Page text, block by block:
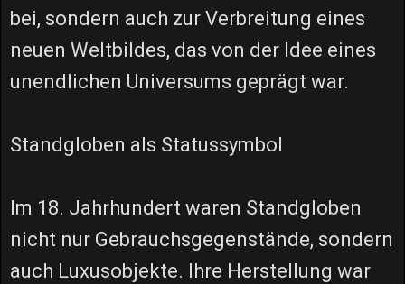
bei, sondern auch zur Verbreitung eines
neuen Weltbildes, das von der Idee eines
unendlichen Universums geprägt war.
Standgloben als Statussymbol
Im 18. Jahrhundert waren Standgloben
nicht nur Gebrauchsgegenstände, sondern
auch Luxusobjekte. Ihre Herstellung war